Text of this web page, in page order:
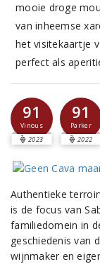
mooie droge
van inheemse
het visitekaartje
perfect als
91
Vinous
2023
91
Parker
2022
Authentieke
is de focus van
familiedomein in
geschiedenis van
wijnmaker en